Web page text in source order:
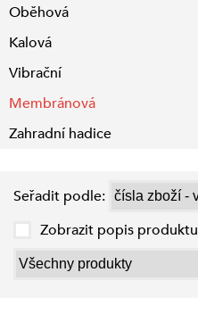
Oběhová
Kalová
Vibrační
Membránová
Zahradní hadice
Seřadit podle:
Zobrazit popis produktu